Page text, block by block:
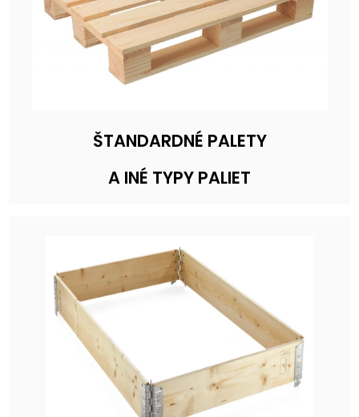
ŠTANDARDNÉ PALETY
A INÉ TYPY PALIET